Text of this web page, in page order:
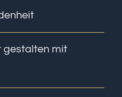
gestalten mit